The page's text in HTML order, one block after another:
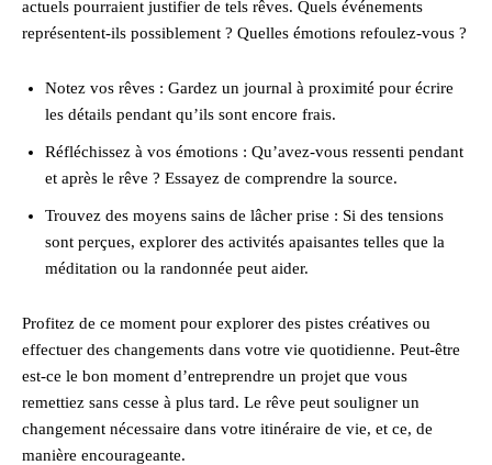
actuels pourraient justifier de tels rêves. Quels événements
représentent-ils possiblement ? Quelles émotions refoulez-vous ?
Notez vos rêves : Gardez un journal à proximité pour écrire
les détails pendant qu’ils sont encore frais.
Réfléchissez à vos émotions : Qu’avez-vous ressenti pendant
et après le rêve ? Essayez de comprendre la source.
Trouvez des moyens sains de lâcher prise : Si des tensions
sont perçues, explorer des activités apaisantes telles que la
méditation ou la randonnée peut aider.
Profitez de ce moment pour explorer des pistes créatives ou
effectuer des changements dans votre vie quotidienne. Peut-être
est-ce le bon moment d’entreprendre un projet que vous
remettiez sans cesse à plus tard. Le rêve peut souligner un
changement nécessaire dans votre itinéraire de vie, et ce, de
manière encourageante.